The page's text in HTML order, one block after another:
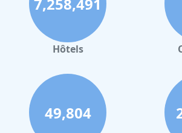
Hôtels
49,804